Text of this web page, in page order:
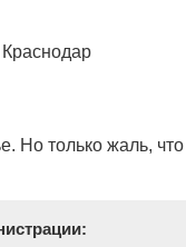
Но только жаль,